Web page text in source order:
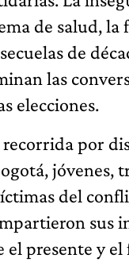
de salud, la
de
las
elecciones.
por
jóvenes,
del
sus
el presente y